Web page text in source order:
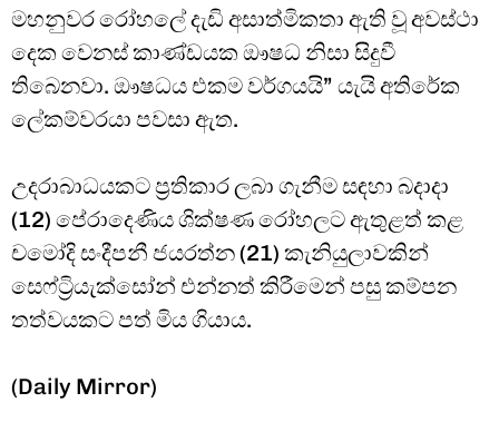
මහනුවර රෝහලේ දැඩි අසාත්මිකතා ඇති වූ අවස්ථා
දෙක වෙනස් කාණ්ඩයක ඖෂධ නිසා සිදුවී
තිබෙනවා. ඖෂධය එකම වර්ගයයි” යැයි අතිරේක
ලේකම්වරයා පවසා ඇත.
උදරාබාධයකට ප්‍රතිකාර ලබා ගැනීම සඳහා බදාදා
(12) පේරාදෙණිය ශික්ෂණ රෝහලට ඇතුළත් කළ
චමෝදි සංදීපනී ජයරත්න (21) කැනියුලාවකින්
සෙෆ්ට්‍රියැක්සෝන් එන්නත් කිරීමෙන් පසු කම්පන
තත්වයකට පත් මිය ගියාය.
(Daily Mirror)